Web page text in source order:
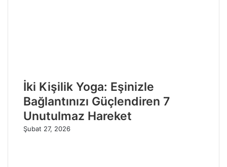
İki Kişilik Yoga: Eşinizle
Bağlantınızı Güçlendiren 7
Unutulmaz Hareket
Şubat 27, 2026